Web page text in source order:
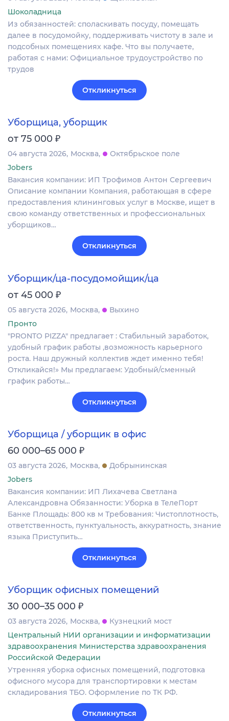
Шоколадница
Из обязанностей: споласкивать посуду, помещать
далее в посудомойку, поддерживать чистоту в зале и
подсобных помещениях кафе. Что вы получаете,
работая с нами: Официальное трудоустройство по
трудов
Откликнуться
Уборщица, уборщик
от 75 000 ₽
04 августа 2026 Москва
Октябрьское поле
Jobers
Вакансия компании: ИП Трофимов Антон Сергеевич
Описание компании Компания, работающая в сфере
предоставления клининговых услуг в Москве, ищет в
свою команду ответственных и профессиональных
уборщиков…
Откликнуться
Уборщик/ца-посудомойщик/ца
от 45 000 ₽
05 августа 2026 Москва
Выхино
Пронто
"PRONTO PIZZA" предлагает : Стабильный заработок,
удобный график работы ,возможность карьерного
роста. Наш дружный коллектив ждет именно тебя!
Откликайся!» Мы предлагаем: Удобный/сменный
график работы…
Откликнуться
Уборщица / уборщик в офис
60 000–65 000 ₽
03 августа 2026 Москва
Добрынинская
Jobers
Вакансия компании: ИП Лихачева Светлана
Александровна Обязанности: Уборка в ТелеПорт
Банке Площадь: 800 кв м Требования: Чистоплотность,
ответственность, пунктуальность, аккуратность, знание
языка Приступить…
Откликнуться
Уборщик офисных помещений
30 000–35 000 ₽
03 августа 2026 Москва
Кузнецкий мост
Центральный НИИ организации и информатизации
здравоохранения Министерства здравоохранения
Российской Федерации
Утренняя уборка офисных помещений, подготовка
офисного мусора для транспортировки к местам
складирования ТБО. Оформление по ТК РФ.
Откликнуться